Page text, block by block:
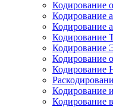
Кодирование
Кодирование
Кодирование
Кодирование
Кодирование
Кодирование
Кодирование
Кодирование
Кодирование